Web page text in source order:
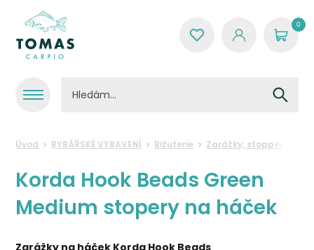
0
Úvod RYBÁŘSKÉ VYBAVENÍ Bižuterie Zarážky, stoppery a
Korda Hook Beads Green
Medium stopery na háček
Zarážky na háček Korda Hook Beads